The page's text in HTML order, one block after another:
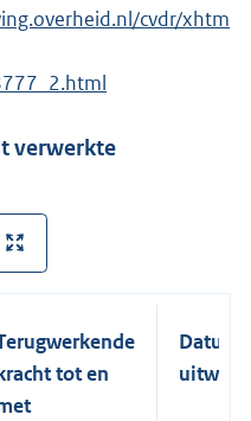
cvdr/xhtm
verwerkte
tot en
Datum